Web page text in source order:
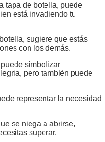
tapa de botella, puede
está invadiendo tu
sugiere que estás
con los demás.
simbolizar
pero también puede
representar la necesidad
se niega a abrirse,
superar.